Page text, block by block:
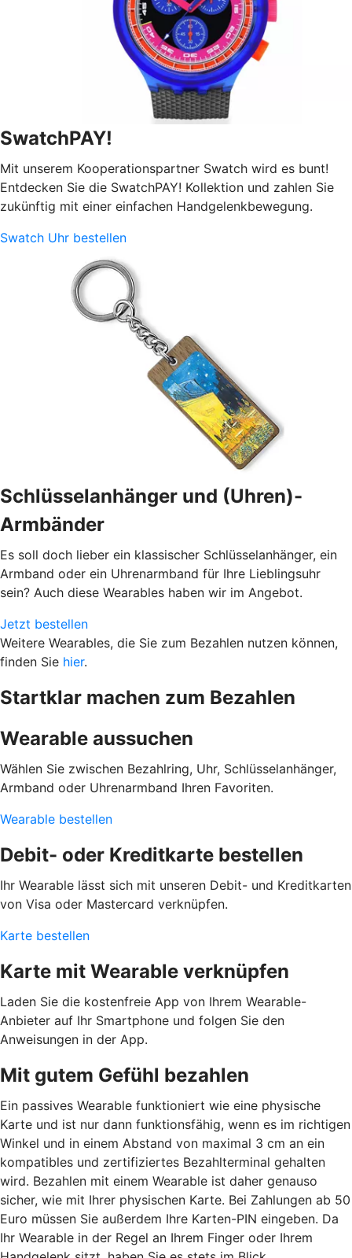
SwatchPAY!
Mit unserem Kooperationspartner Swatch wird es bunt!
Entdecken Sie die SwatchPAY! Kollektion und zahlen Sie
zukünftig mit einer einfachen Handgelenkbewegung.
Swatch Uhr bestellen
Schlüsselanhänger und (Uhren)-
Armbänder
Es soll doch lieber ein klassischer Schlüsselanhänger, ein
Armband oder ein Uhrenarmband für Ihre Lieblingsuhr
sein? Auch diese Wearables haben wir im Angebot.
Jetzt bestellen
Weitere Wearables, die Sie zum Bezahlen nutzen können,
finden Sie hier.
Startklar machen zum Bezahlen
Wearable aussuchen
Wählen Sie zwischen Bezahlring, Uhr, Schlüsselanhänger,
Armband oder Uhrenarmband Ihren Favoriten.
Wearable bestellen
Debit- oder Kreditkarte bestellen
Ihr Wearable lässt sich mit unseren Debit- und Kreditkarten
von Visa oder Mastercard verknüpfen.
Karte bestellen
Karte mit Wearable verknüpfen
Laden Sie die kostenfreie App von Ihrem Wearable-
Anbieter auf Ihr Smartphone und folgen Sie den
Anweisungen in der App.
Mit gutem Gefühl bezahlen
Ein passives Wearable funktioniert wie eine physische
Karte und ist nur dann funktionsfähig, wenn es im richtigen
Winkel und in einem Abstand von maximal 3 cm an ein
kompatibles und zertifiziertes Bezahlterminal gehalten
wird. Bezahlen mit einem Wearable ist daher genauso
sicher, wie mit Ihrer physischen Karte. Bei Zahlungen ab 50
Euro müssen Sie außerdem Ihre Karten-PIN eingeben. Da
Ihr Wearable in der Regel an Ihrem Finger oder Ihrem